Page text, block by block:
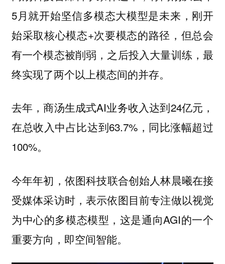
5月就开始坚信多模态大模型是未来，刚开
始采取核心模态+次要模态的路径，但总会
有一个模态被削弱，之后投入大量训练，最
终实现了两个以上模态间的并存。
去年，商汤生成式AI业务收入达到24亿元，
在总收入中占比达到63.7%，同比涨幅超过
100%。
今年年初， 依图科技联合创始人林晨曦在接
受媒体采访时，表示依图目前专注做以视觉
为中心的多模态模型，这是通向AGI的一个
重要方向，即空间智能。